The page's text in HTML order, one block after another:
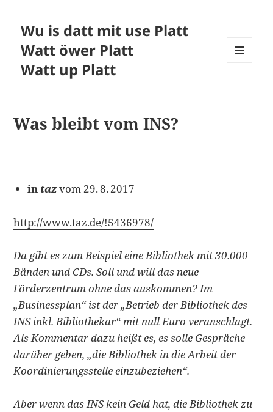
Wu is datt mit use Platt
Watt öwer Platt
Watt up Platt
Was bleibt vom INS?
in tazvom 29. 8. 2017
http://www.taz.de/!5436978/
Da gibt es zum Beispiel eine Bibliothek mit 30.000
Bänden und CDs. Soll und will das neue
Förderzentrum ohne das auskommen? Im
„Businessplan“ ist der „Betrieb der Bibliothek des
INS inkl. Bibliothekar“ mit null Euro veranschlagt.
Als Kommentar dazu heißt es, es solle Gespräche
darüber geben, „die Bibliothek in die Arbeit der
Koordinierungsstelle einzubeziehen“.
Aber wenn das INS kein Geld hat, die Bibliothek zu